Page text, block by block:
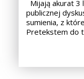
Mijają akurat 3
publicznej
sumienia, z
Pretekstem do